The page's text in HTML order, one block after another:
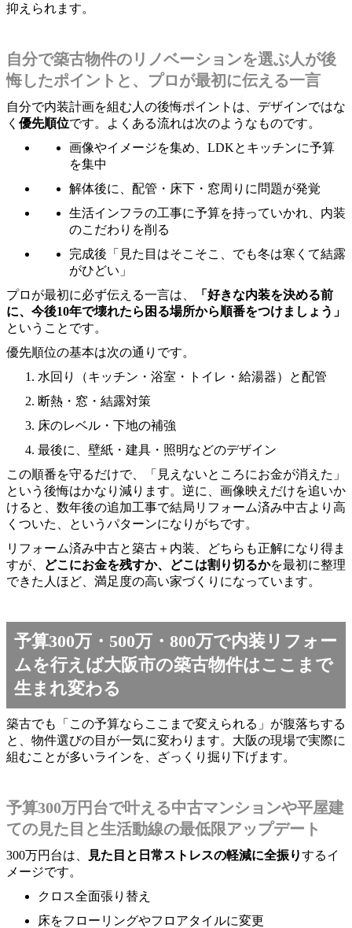
抑えられます。
自分で築古物件のリノベーションを選ぶ人が後
悔したポイントと、プロが最初に伝える一言
自分で内装計画を組む人の後悔ポイントは、デザインではな
く 優先順位です。よくある流れは次のようなものです。
画像やイメージを集め、LDKとキッチンに予算
を集中
解体後に、配管・床下・窓周りに問題が発覚
生活インフラの工事に予算を持っていかれ、内装
のこだわりを削る
完成後「見た目はそこそこ、でも冬は寒くて結露
がひどい」
プロが最初に必ず伝える一言は、
「好きな内装を決める前
に、今後10年で壊れたら困る場所から順番をつけましょう」
ということです。
優先順位の基本は次の通りです。
水回り（キッチン・浴室・トイレ・給湯器）と配管
断熱・窓・結露対策
床のレベル・下地の補強
最後に、壁紙・建具・照明などのデザイン
この順番を守るだけで、「見えないところにお金が消えた」
という後悔はかなり減ります。逆に、画像映えだけを追いか
けると、数年後の追加工事で結局リフォーム済み中古より高
くついた、というパターンになりがちです。
リフォーム済み中古と築古＋内装、どちらも正解になり得ま
すが、
どこにお金を残すか、どこは割り切るかを最初に整理
できた人ほど、満足度の高い家づくりになっています。
予算300万・500万・800万で内装リフォー
ムを行えば大阪市の築古物件はここまで
生まれ変わる
築古でも「この予算ならここまで変えられる」が腹落ちする
と、物件選びの目が一気に変わります。大阪の現場で実際に
組むことが多いラインを、ざっくり掘り下げます。
予算300万円台で叶える中古マンションや平屋建
ての見た目と生活動線の最低限アップデート
300万円台は、 見た目と日常ストレスの軽減に全振りするイ
メージです。
クロス全面張り替え
床をフローリングやフロアタイルに変更